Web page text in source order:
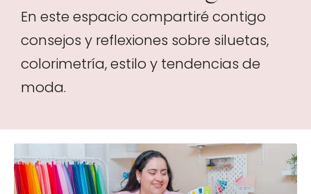
En este espacio compartiré contigo
consejos y reflexiones sobre siluetas,
colorimetría, estilo y tendencias de
moda.